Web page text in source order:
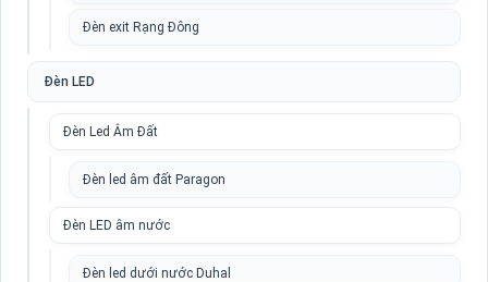
Đèn exit Rạng Đông
Đèn LED
Đèn Led Âm Đất
Đèn led âm đất Paragon
Đèn LED âm nước
Đèn led dưới nước Duhal